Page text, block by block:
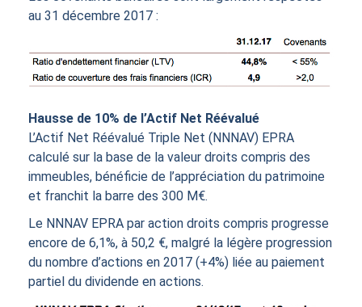
au 31 décembre 2017 :
Hausse de 10% de l’Actif Net Réévalué
L’Actif Net Réévalué Triple Net (NNNAV) EPRA
calculé sur la base de la valeur droits compris des
immeubles, bénéficie de l’appréciation du patrimoine
et franchit la barre des 300 M€.
Le NNNAV EPRA par action droits compris progresse
encore de 6,1%, à 50,2 €, malgré la légère progression
du nombre d’actions en 2017 (+4%) liée au paiement
partiel du dividende en actions.